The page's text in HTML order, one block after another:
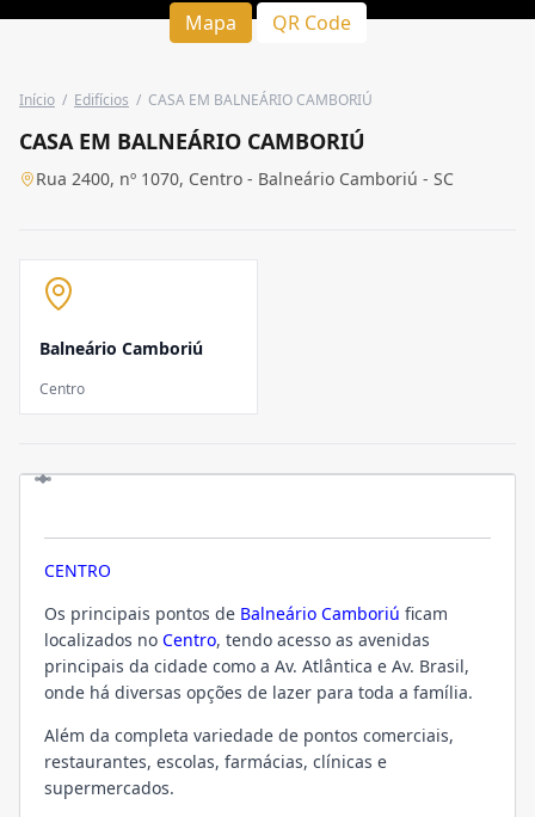
Mapa QR Code
Início / Edifícios / CASA EM BALNEÁRIO CAMBORIÚ
CASA EM BALNEÁRIO CAMBORIÚ
Rua 2400, nº 1070, Centro - Balneário Camboriú - SC
Balneário Camboriú
Centro
CENTRO
Os principais pontos de Balneário Camboriú ficam
localizados no Centro, tendo acesso as avenidas
principais da cidade como a Av. Atlântica e Av. Brasil,
onde há diversas opções de lazer para toda a família.
Além da completa variedade de pontos comerciais,
restaurantes, escolas, farmácias, clínicas e
supermercados.